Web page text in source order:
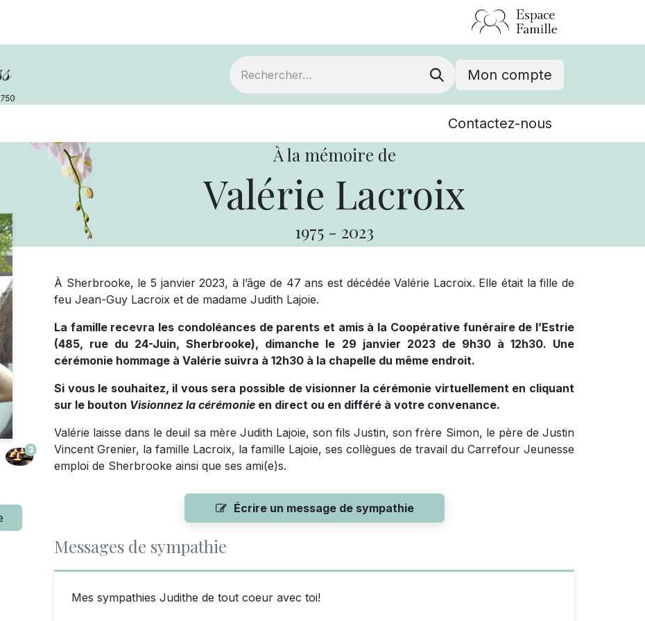
Mon compte
Événements
Contactez-nous
À la mémoire de
Valérie Lacroix
1975 - 2023
3
À Sherbrooke, le 5 janvier 2023, à l’âge de 47 ans est décédée Valérie Lacroix. Elle était la fille de
feu Jean-Guy Lacroix et de madame Judith Lajoie.
La famille recevra les condoléances de parents et amis à la Coopérative funéraire de l’Estrie
(485, rue du 24-Juin, Sherbrooke), dimanche le 29 janvier 2023 de 9h30 à 12h30. Une
cérémonie hommage à Valérie suivra à 12h30 à la chapelle du même endroit.
Si vous le souhaitez, il vous sera possible de visionner la cérémonie virtuellement en cliquant
sur le bouton Visionnez la cérémonie en direct ou en différé à votre convenance.
Valérie laisse dans le deuil sa mère Judith Lajoie, son fils Justin, son frère Simon, le père de Justin
Vincent Grenier, la famille Lacroix, la famille Lajoie, ses collègues de travail du Carrefour Jeunesse
emploi de Sherbrooke ainsi que ses ami(e)s.
Écrire un message de sympathie
Messages de sympathie
Mes sympathies Judithe de tout coeur avec toi!